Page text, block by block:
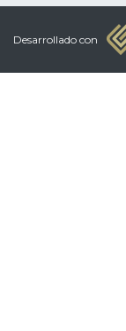
Desarrollado con